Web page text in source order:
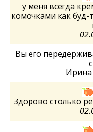
у меня всегда
комочками как
Вы его
Ирина
Здорово столько